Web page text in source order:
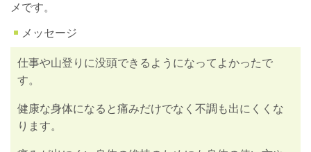
メです。
メッセージ
仕事や山登りに没頭できるようになってよかったで
す。
健康な身体になると痛みだけでなく不調も出にくくな
ります。